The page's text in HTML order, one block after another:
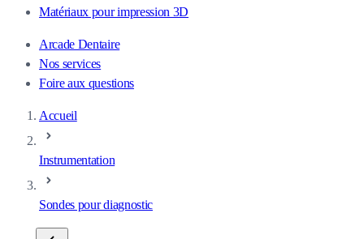
Matériaux pour impression 3D
Arcade Dentaire
Nos services
Foire aux questions
Accueil
Instrumentation
Sondes pour diagnostic